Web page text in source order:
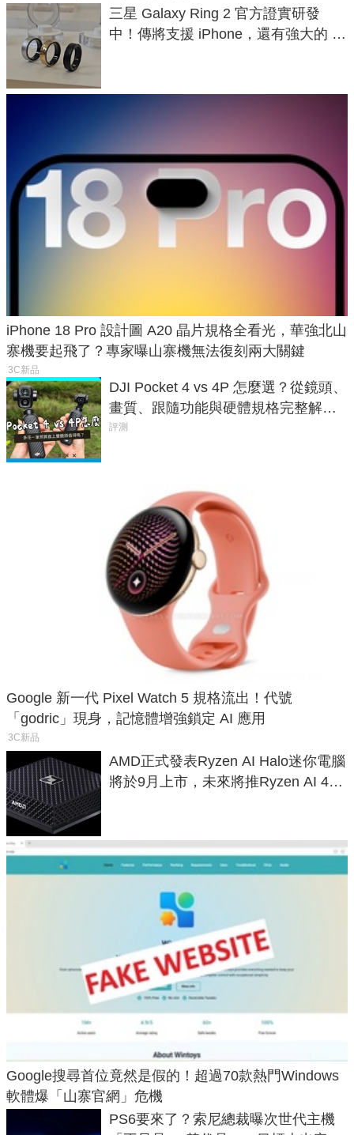
三星 Galaxy Ring 2 官方證實研發
中！傳將支援 iPhone，還有強大的 AI
iPhone 18 Pro 設計圖 A20 晶片規格全看光，華強北山
寨機要起飛了？專家曝山寨機無法復刻兩大關鍵
3C新品
DJI Pocket 4 vs 4P 怎麼選？從鏡頭、
畫質、跟隨功能與硬體規格完整解
析，一次看懂兩台差異
評測
Google 新一代 Pixel Watch 5 規格流出！代號
「godric」現身，記憶體增強鎖定 AI 應用
3C新品
AMD正式發表Ryzen AI Halo迷你電腦
將於9月上市，未來將推Ryzen AI 400
Google搜尋首位竟然是假的！超過70款熱門Windows
軟體爆「山寨官網」危機
PS6要來了？索尼總裁曝次世代主機